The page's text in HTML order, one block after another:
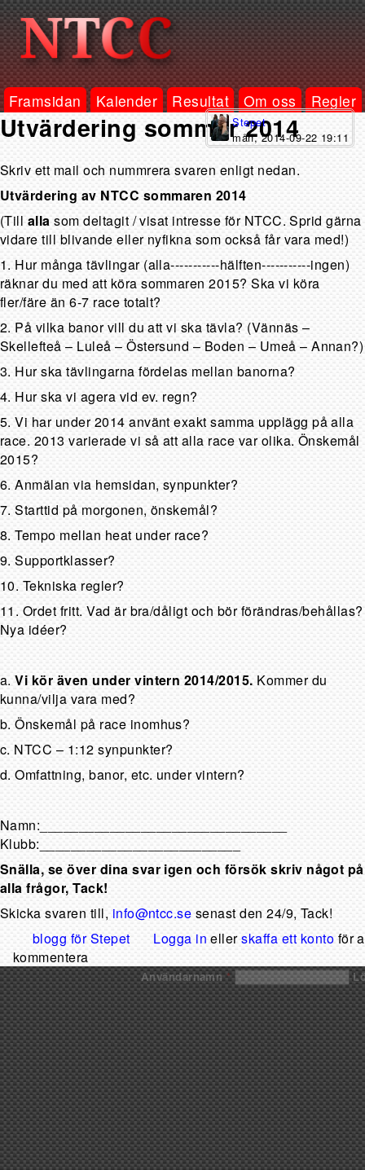
Framsidan Kalender Resultat Om oss Regler
Utvärdering sommar 2014
Stepet
mån, 2014-09-22 19:11
Skriv ett mail och nummrera svaren enligt nedan.
Utvärdering av NTCC sommaren 2014
(Till allasom deltagit / visat intresse för NTCC. Sprid gärna
vidare till blivande eller nyfikna som också får vara med!)
1. Hur många tävlingar (alla-----------hälften-----------ingen)
räknar du med att köra sommaren 2015? Ska vi köra
fler/färe än 6-7 race totalt?
2. På vilka banor vill du att vi ska tävla? (Vännäs –
Skellefteå – Luleå – Östersund – Boden – Umeå – Annan?)
3. Hur ska tävlingarna fördelas mellan banorna?
4. Hur ska vi agera vid ev. regn?
5. Vi har under 2014 använt exakt samma upplägg på alla
race. 2013 varierade vi så att alla race var olika. Önskemål
2015?
6. Anmälan via hemsidan, synpunkter?
7. Starttid på morgonen, önskemål?
8. Tempo mellan heat under race?
9. Supportklasser?
10. Tekniska regler?
11. Ordet fritt. Vad är bra/dåligt och bör förändras/behållas?
Nya idéer?
a.Vi kör även under vintern 2014/2015. Kommer du
kunna/vilja vara med?
b. Önskemål på race inomhus?
c. NTCC – 1:12 synpunkter?
d. Omfattning, banor, etc. under vintern?
Namn:________________________________
Klubb:__________________________
Snälla, se över dina svar igen och försök skriv något på
alla frågor, Tack!
Skicka svaren till, info@ntcc.se senast den 24/9, Tack!
blogg för Stepet
Logga in ellerskaffa ett konto för
kommentera
Användarnamn*